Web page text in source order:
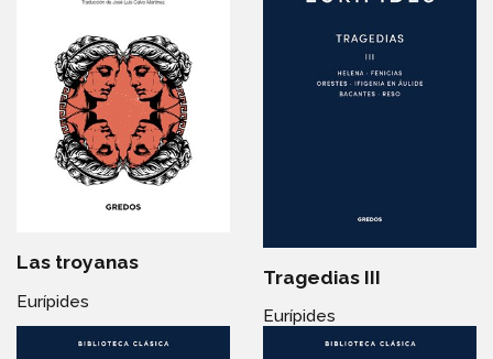
Las troyanas
Eurípides
Tragedias III
Eurípides